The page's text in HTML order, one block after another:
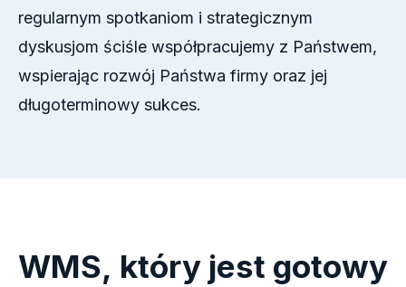
regularnym spotkaniom i strategicznym
dyskusjom ściśle współpracujemy z Państwem,
wspierając rozwój Państwa firmy oraz jej
długoterminowy sukces.
WMS, który jest gotowy